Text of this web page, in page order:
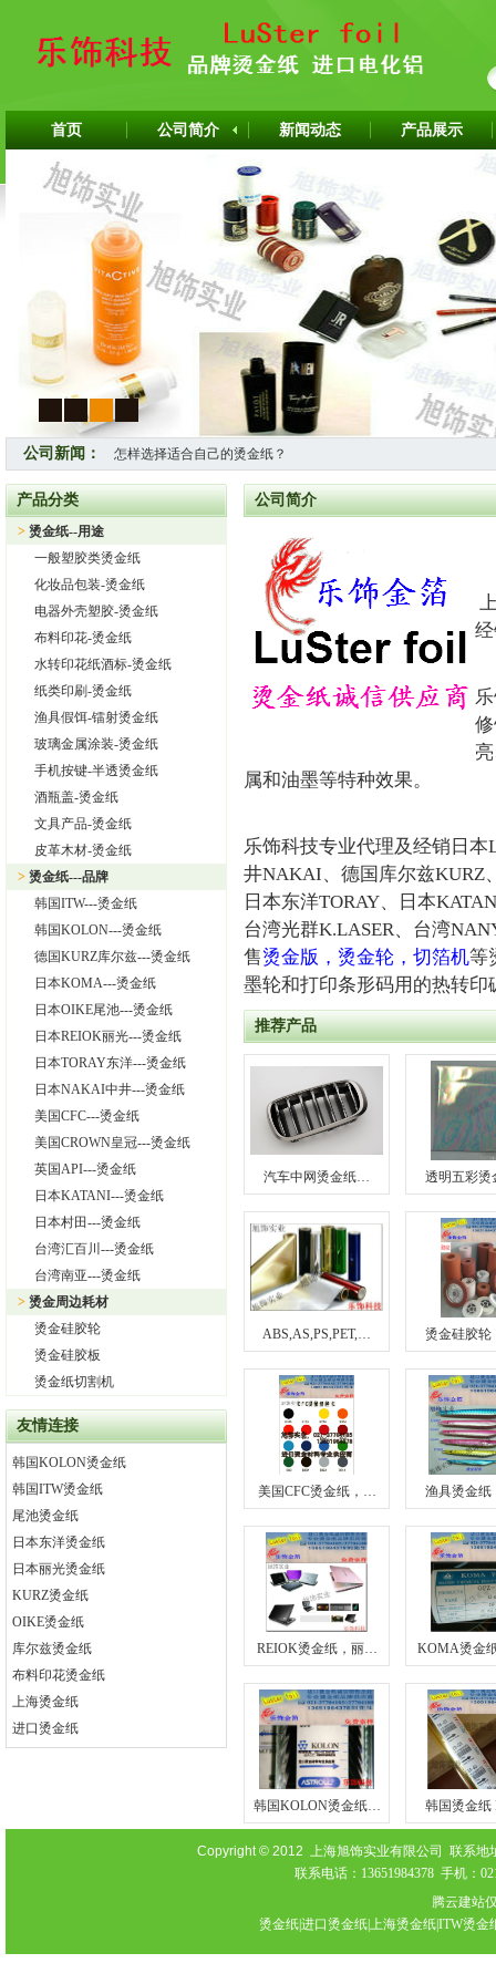
首页 公司简介 新闻动态 产品展示
4
公司新闻：
怎样选择适合自己的烫金纸？
热烈祝贺上海旭饰实业有限公司成为韩国ITW烫金纸华东区代理商
上海旭饰实业有限公司—日本东洋烫金纸TORAY烫金纸华东区总
热烈祝贺上海旭饰实业有限公司成为德国库尔兹烫金纸一级代理
热烈祝贺旭饰实业成为日本OIKE烫金纸尾池烫金纸华东区总代理
上海旭饰实业有限公司——进口烫金纸专业供应商
怎样选择进口烫金纸
上海旭饰实业有限公司 专业供应汽车中网烫金纸，汽车格栅烫金
产品分类
> 烫金纸--用途
一般塑胶类烫金纸
化妆品包装-烫金纸
电器外壳塑胶-烫金纸
布料印花-烫金纸
水转印花纸酒标-烫金纸
纸类印刷-烫金纸
渔具假饵-镭射烫金纸
玻璃金属涂装-烫金纸
手机按键-半透烫金纸
酒瓶盖-烫金纸
文具产品-烫金纸
皮革木材-烫金纸
> 烫金纸---品牌
韩国ITW---烫金纸
韩国KOLON---烫金纸
德国KURZ库尔兹---烫金纸
日本KOMA---烫金纸
日本OIKE尾池---烫金纸
日本REIOK丽光---烫金纸
日本TORAY东洋---烫金纸
日本NAKAI中井---烫金纸
美国CFC---烫金纸
美国CROWN皇冠---烫金纸
英国API---烫金纸
日本KATANI---烫金纸
日本村田---烫金纸
台湾汇百川---烫金纸
台湾南亚---烫金纸
> 烫金周边耗材
烫金硅胶轮
烫金硅胶板
烫金纸切割机
友情连接
韩国KOLON烫金纸
韩国ITW烫金纸
尾池烫金纸
日本东洋烫金纸
日本丽光烫金纸
KURZ烫金纸
OIKE烫金纸
库尔兹烫金纸
布料印花烫金纸
上海烫金纸
进口烫金纸
公司简介
属和油墨等特种效果。
乐饰科技专业代理及经销日
井NAKAI、德国库尔兹KURZ
日本东洋TORAY、日本
台湾光群K.LASER、台湾
售烫金版，烫金轮，切箔机等
墨轮和打印条形码用的热转
推荐产品
汽车中网烫金纸… 透明五彩
ABS,AS,PS,PET,… 烫金硅胶
美国CFC烫金纸，… 渔具烫金
REIOK烫金纸，丽… KOMA烫金
韩国KOLON烫金纸… 韩国烫金
Copyright © 2012 上海旭饰实业有限公司 联系地
联系电话：13651984378 手机：
腾云建站
烫金纸|进口烫金纸|上海烫金纸|ITW烫